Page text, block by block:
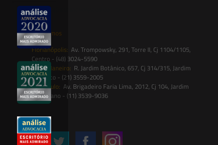
contato@saesadvogados.com.br
Onde estamos
Florianópolis: Av. Trompowsky, 291, Torre II, Cj 1104/1105,
Centro - (48) 3024-5590
Rio de Janeiro: R. Jardim Botânico, 657, Cj 314/315, Jardim
Botânico - (21) 3559-2005
São Paulo: Av. Brigadeiro Faria Lima, 2012, Cj 104, Jardim
Paulistano - (11) 3539-9036
Siga-nos